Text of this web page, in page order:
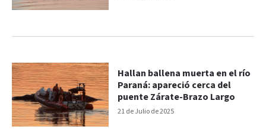
21 de Julio de 2025
Hallan ballena muerta en el río
Paraná: apareció cerca del
puente Zárate-Brazo Largo